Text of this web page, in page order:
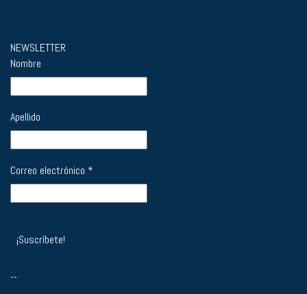
NEWSLETTER
Nombre
Apellido
Correo electrónico *
--